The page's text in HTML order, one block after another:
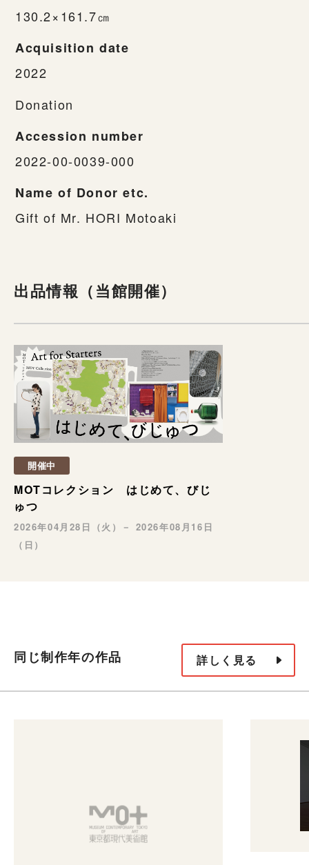
130.2×161.7㎝
Acquisition date
2022
Donation
Accession number
2022-00-0039-000
Name of Donor etc.
Gift of Mr. HORI Motoaki
出品情報（当館開催）
開催中
MOTコレクション はじめて、びじ
ゅつ
2026年04月28日（火）－ 2026年08月16日
（日）
同じ制作年の作品 詳しく見る